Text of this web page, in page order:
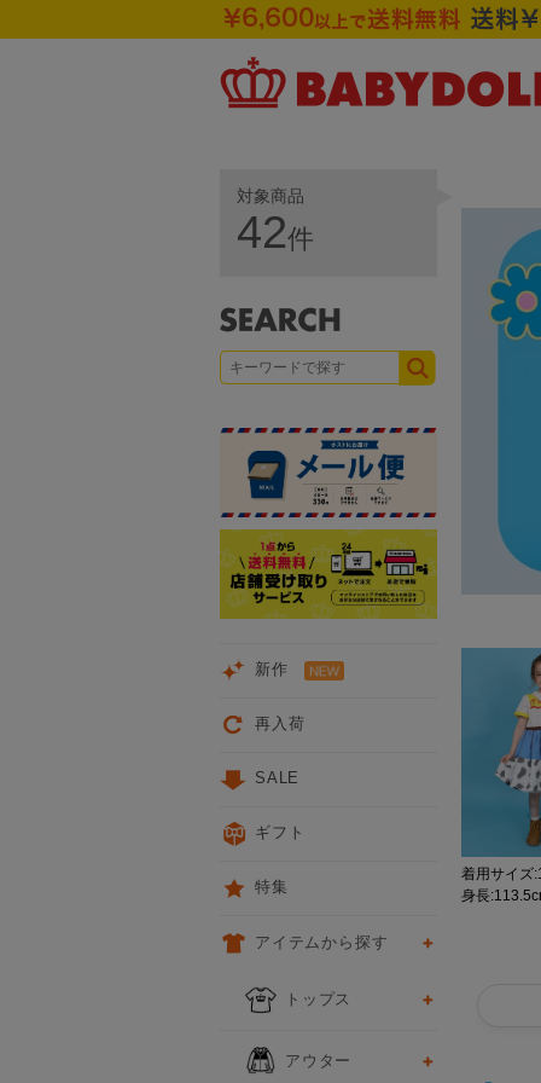
着用サイズ
身長
対象商品
42件
新作
再入荷
SALE
ギフト
特集
アイテムから探す
トップス
アウター